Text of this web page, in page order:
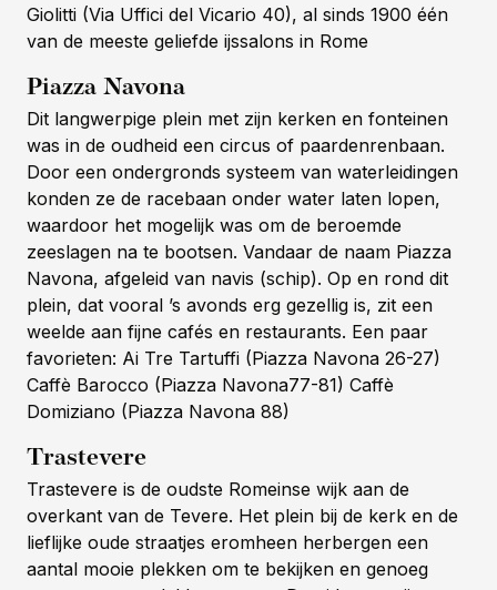
Giolitti (Via Uffici del Vicario 40), al sinds 1900 één
van de meeste geliefde ijssalons in Rome
Piazza Navona
Dit langwerpige plein met zijn kerken en fonteinen
was in de oudheid een circus of paardenrenbaan.
Door een ondergronds systeem van waterleidingen
konden ze de racebaan onder water laten lopen,
waardoor het mogelijk was om de beroemde
zeeslagen na te bootsen. Vandaar de naam Piazza
Navona, afgeleid van navis (schip). Op en rond dit
plein, dat vooral ’s avonds erg gezellig is, zit een
weelde aan fijne cafés en restaurants. Een paar
favorieten: Ai Tre Tartuffi (Piazza Navona 26-27)
Caffè Barocco (Piazza Navona77-81) Caffè
Domiziano (Piazza Navona 88)
Trastevere
Trastevere is de oudste Romeinse wijk aan de
overkant van de Tevere. Het plein bij de kerk en de
lieflijke oude straatjes eromheen herbergen een
aantal mooie plekken om te bekijken en genoeg